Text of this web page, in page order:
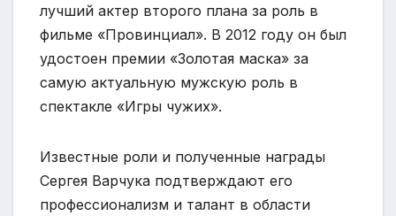
лучший актер второго плана за роль в
фильме «Провинциал». В 2012 году он был
удостоен премии «Золотая маска» за
самую актуальную мужскую роль в
спектакле «Игры чужих».
Известные роли и полученные награды
Сергея Варчука подтверждают его
профессионализм и талант в области